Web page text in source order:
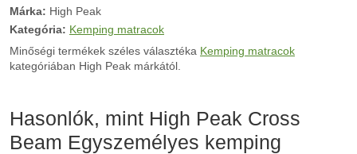
Márka: High Peak
Kategória: Kemping matracok
Minőségi termékek széles választéka Kemping matracok
kategóriában High Peak márkától.
Hasonlók, mint High Peak Cross
Beam Egyszemélyes kemping